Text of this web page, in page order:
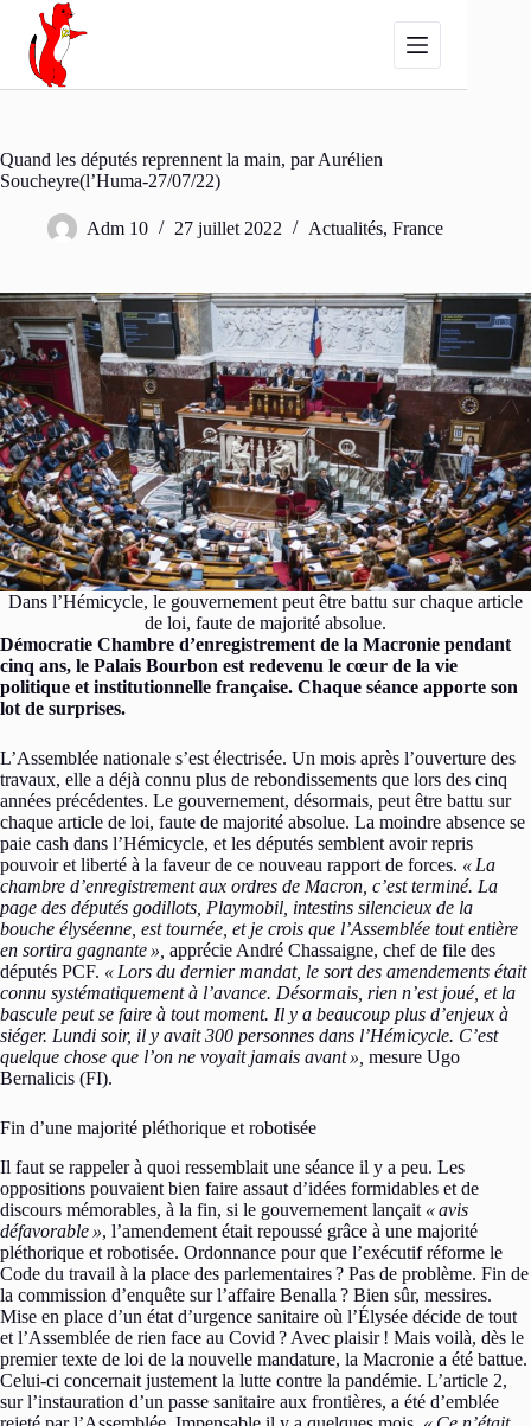
Passer
contenu
Quand les députés reprennent la main, par Aurélien
Soucheyre(l’Huma-27/07/22)
Adm 10 27 juillet 2022 Actualités, France
Dans l’Hémicycle, le gouvernement peut être battu sur chaque article
de loi, faute de majorité absolue.
Démocratie Chambre d’enregistrement de la Macronie pendant
cinq ans, le Palais Bourbon est redevenu le cœur de la vie
politique et institutionnelle française. Chaque séance apporte son
lot de surprises.
L’Assemblée nationale s’est électrisée. Un mois après l’ouverture des
travaux, elle a déjà connu plus de rebondissements que lors des cinq
années précédentes. Le gouvernement, désormais, peut être battu sur
chaque article de loi, faute de majorité absolue. La moindre absence se
paie cash dans l’Hémicycle, et les députés semblent avoir repris
pouvoir et liberté à la faveur de ce nouveau rapport de forces. « La
chambre d’enregistrement aux ordres de Macron, c’est terminé. La
page des députés godillots, Playmobil, intestins silencieux de la
bouche élyséenne, est tournée, et je crois que l’Assemblée tout entière
en sortira gagnante », apprécie André Chassaigne, chef de file des
députés PCF. « Lors du dernier mandat, le sort des amendements était
connu systématiquement à l’avance. Désormais, rien n’est joué, et la
bascule peut se faire à tout moment. Il y a beaucoup plus d’enjeux à
siéger. Lundi soir, il y avait 300 personnes dans l’Hémicycle. C’est
quelque chose que l’on ne voyait jamais avant », mesure Ugo
Bernalicis (FI).
Fin d’une majorité pléthorique et robotisée
Il faut se rappeler à quoi ressemblait une séance il y a peu. Les
oppositions pouvaient bien faire assaut d’idées formidables et de
discours mémorables, à la fin, si le gouvernement lançait « avis
défavorable », l’amendement était repoussé grâce à une majorité
pléthorique et robotisée. Ordonnance pour que l’exécutif réforme le
Code du travail à la place des parlementaires ? Pas de problème. Fin de
la commission d’enquête sur l’affaire Benalla ? Bien sûr, messires.
Mise en place d’un état d’urgence sanitaire où l’Élysée décide de tout
et l’Assemblée de rien face au Covid ? Avec plaisir ! Mais voilà, dès le
premier texte de loi de la nouvelle mandature, la Macronie a été battue.
Celui-ci concernait justement la lutte contre la pandémie. L’article 2,
sur l’instauration d’un passe sanitaire aux frontières, a été d’emblée